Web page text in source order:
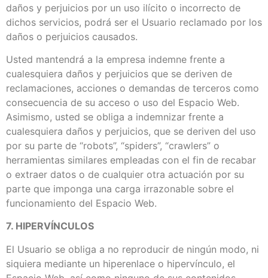
daños y perjuicios por un uso ilícito o incorrecto de
dichos servicios, podrá ser el Usuario reclamado por los
daños o perjuicios causados.
Usted mantendrá a la empresa indemne frente a
cualesquiera daños y perjuicios que se deriven de
reclamaciones, acciones o demandas de terceros como
consecuencia de su acceso o uso del Espacio Web.
Asimismo, usted se obliga a indemnizar frente a
cualesquiera daños y perjuicios, que se deriven del uso
por su parte de “robots”, “spiders”, “crawlers” o
herramientas similares empleadas con el fin de recabar
o extraer datos o de cualquier otra actuación por su
parte que imponga una carga irrazonable sobre el
funcionamiento del Espacio Web.
7. HIPERVÍNCULOS
El Usuario se obliga a no reproducir de ningún modo, ni
siquiera mediante un hiperenlace o hipervínculo, el